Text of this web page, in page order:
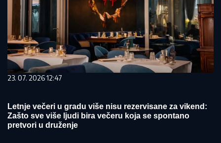
23. 07. 2026 12:47
Letnje večeri u gradu više nisu rezervisane za vikend:
Zašto sve više ljudi bira večeru koja se spontano
pretvori u druženje